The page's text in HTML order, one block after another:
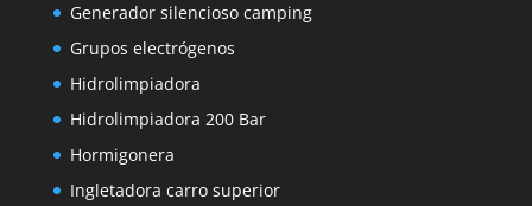
Generador silencioso camping
Grupos electrógenos
Hidrolimpiadora
Hidrolimpiadora 200 Bar
Hormigonera
Ingletadora carro superior